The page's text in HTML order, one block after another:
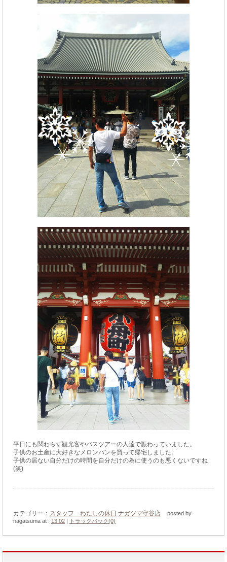
平日にも関わらず観光客やバスツアーの人達で賑わっていました。
子供のお土産に大好きなメロンパンを買って帰宅しました。
子供の居ない自分だけの時間を自分だけの為に使うのも悪くないですね
(笑)
カテゴリー： スタッフ わたしの休日 ナガツマ守谷店
posted by
nagatsuma at : 13:02 | トラックバック(0)